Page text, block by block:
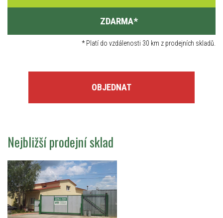
ZDARMA*
*Platí do vzdálenosti 30 km z prodejních skladů.
OBJEDNAT
Nejbližší prodejní sklad